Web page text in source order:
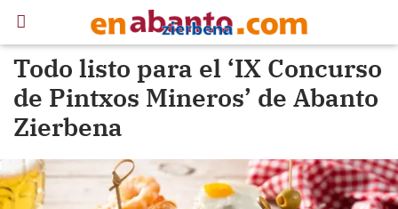
Todo listo para el ‘IX Concurso
de Pintxos Mineros’ de Abanto
Zierbena